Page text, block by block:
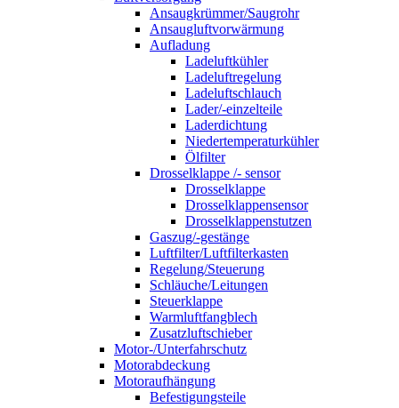
Ansaugkrümmer/Saugrohr
Ansaugluftvorwärmung
Aufladung
Ladeluftkühler
Ladeluftregelung
Ladeluftschlauch
Lader/-einzelteile
Laderdichtung
Niedertemperaturkühler
Ölfilter
Drosselklappe /- sensor
Drosselklappe
Drosselklappensensor
Drosselklappenstutzen
Gaszug/-gestänge
Luftfilter/Luftfilterkasten
Regelung/Steuerung
Schläuche/Leitungen
Steuerklappe
Warmluftfangblech
Zusatzluftschieber
Motor-/Unterfahrschutz
Motorabdeckung
Motoraufhängung
Befestigungsteile